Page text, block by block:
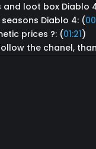
and loot box Diablo
Diablo 4: (
prices ?: (01:21)
the chanel,